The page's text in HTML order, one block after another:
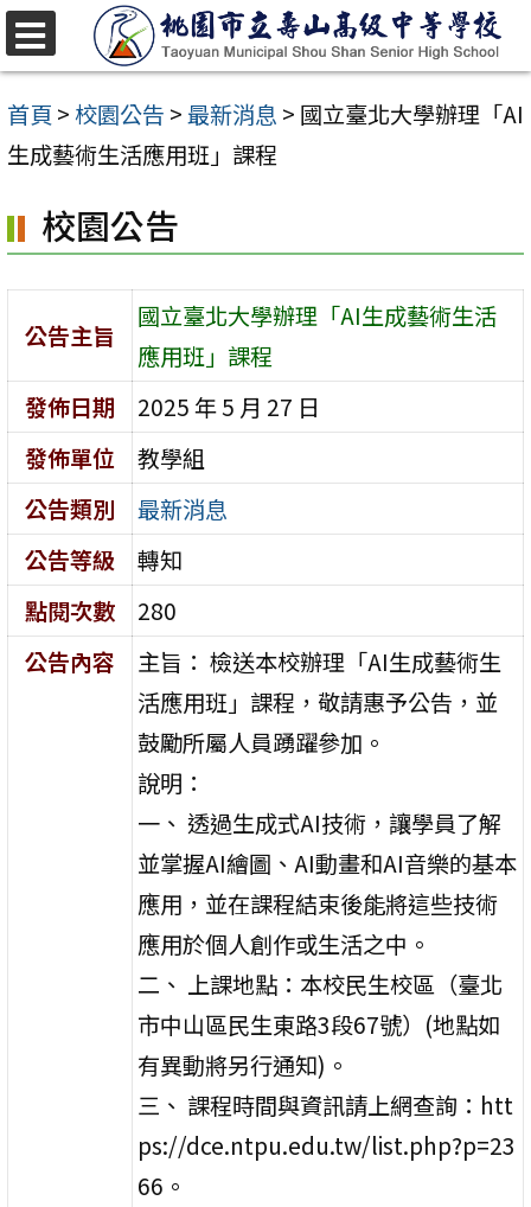
跳
至
主
要
容
區
首頁 >校園公告 >最新消息 > 國立臺北大學辦理「AI
生成藝術生活應用班」課程
校園公告
公告主旨
國立臺北大學辦理「AI生成藝術生活
應用班」課程
發佈日期
2025 年 5 月 27 日
發佈單位
教學組
公告類別
最新消息
公告等級
轉知
點閱次數
280
公告內容
主旨： 檢送本校辦理「AI生成藝術生
活應用班」課程，敬請惠予公告，並
鼓勵所屬人員踴躍參加。
說明：
一、 透過生成式AI技術，讓學員了解
並掌握AI繪圖、AI動畫和AI音樂的基本
應用，並在課程結束後能將這些技術
應用於個人創作或生活之中。
二、 上課地點：本校民生校區（臺北
市中山區民生東路3段67號）(地點如
有異動將另行通知)。
三、 課程時間與資訊請上網查詢：htt
ps://dce.ntpu.edu.tw/list.php?p=23
66。
選
單